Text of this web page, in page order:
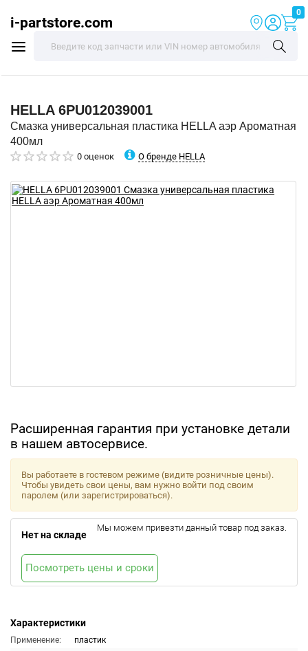
i-partstore.com
0
HELLA 6PU012039001
Смазка универсальная пластика HELLA аэр Ароматная
400мл
0 оценок О бренде HELLA
Расширенная гарантия при установке детали
в нашем автосервисе.
Характеристики
Применение:
пластик
Вы работаете в гостевом режиме (видите розничные цены).
Чтобы увидеть свои цены, вам нужно войти под своим
паролем (или зарегистрироваться).
Нет на складе
Мы можем привезти данный товар под заказ.
Посмотреть цены и сроки